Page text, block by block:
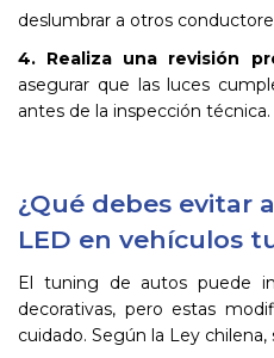
deslumbrar a otros
4. Realiza una revisión
asegurar que las luces
antes de la inspección técnica.
¿Qué debes evitar
LED en vehículos
El tuning de autos puede
decorativas, pero estas
cuidado. Según la Ley